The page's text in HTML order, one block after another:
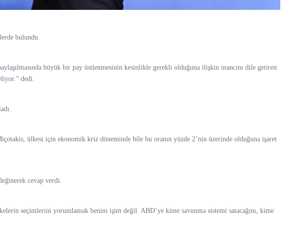
bulundu.
büyük bir pay üstlenmesinin kesinlikle gerekli olduğuna ilişkin inancını dile getiren
dedi.
ülkesi için ekonomik kriz döneminde bile bu oranın yüzde 2’nin üzerinde olduğuna işaret
cevap verdi.
seçimlerini yorumlamak benim işim değil. ABD’ye kime savunma sistemi satacağını, kime